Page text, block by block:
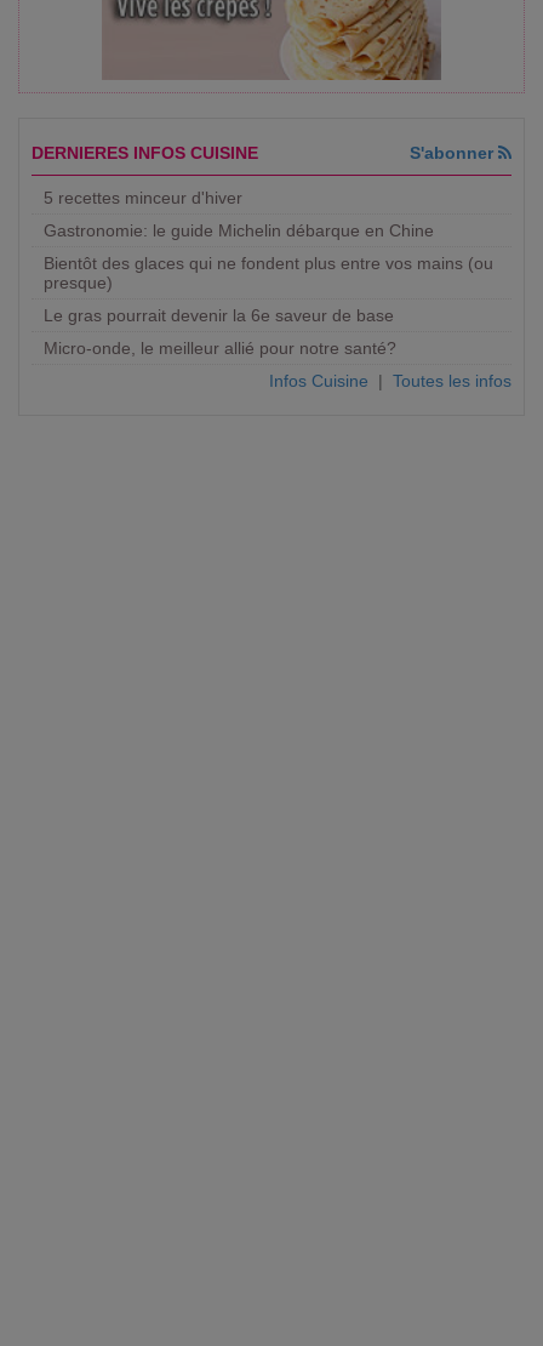
DERNIERES INFOS CUISINE S'abonner
5 recettes minceur d'hiver
Gastronomie: le guide Michelin débarque en Chine
Bientôt des glaces qui ne fondent plus entre vos mains (ou
presque)
Le gras pourrait devenir la 6e saveur de base
Micro-onde, le meilleur allié pour notre santé?
Infos Cuisine | Toutes les infos